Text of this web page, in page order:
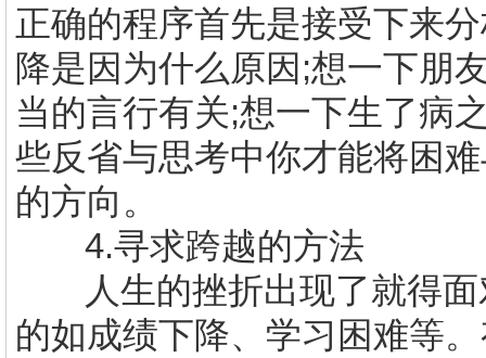
正确的程序首先是接受下来
降是因为什么原因 ;想一下朋
当的言行有关;想一下生了病
些反省与思考中你才能将困
的方向。
4.寻求跨越的方法
人生的挫折出现了就得面
的如成绩下降、学习困难等